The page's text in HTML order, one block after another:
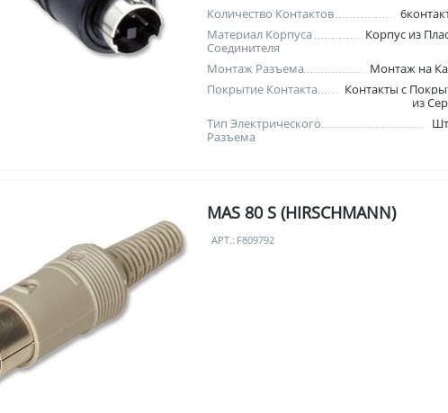
Количество Контактов
Материал Корпуса
Соединителя
Корпус из
Монтаж Разъема
Монтаж на
Покрытие Контакта
Контакты с
из
Тип Электрического
Разъема
MAS 80 S (HIRSCHMANN)
АРТ.: F809792